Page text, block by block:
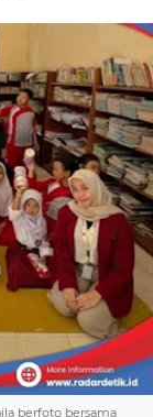
berfoto bersama